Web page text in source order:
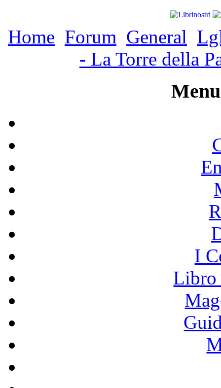
Home Forum General
- La Torre della
I
Libro